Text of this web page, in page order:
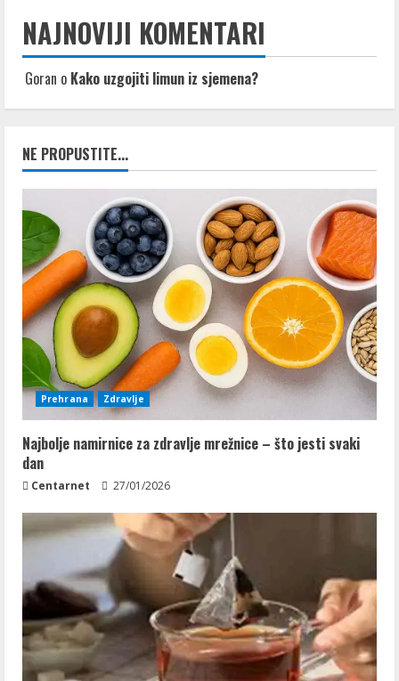
NAJNOVIJI KOMENTARI
Goran o Kako uzgojiti limun iz sjemena?
NE PROPUSTITE...
Prehrana Zdravlje
Najbolje namirnice za zdravlje mrežnice – što jesti svaki
dan
Centarnet 27/01/2026